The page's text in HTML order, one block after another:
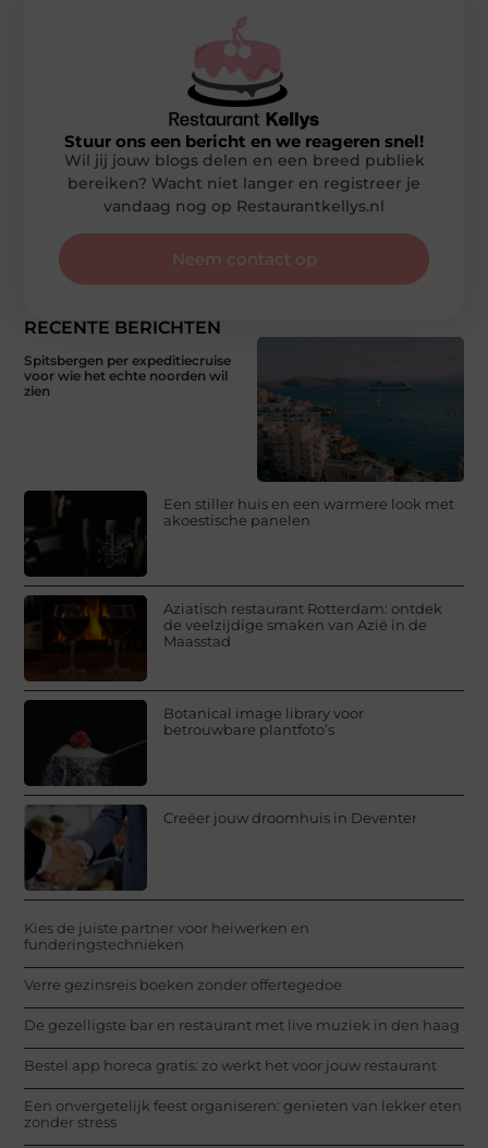
RECENTE BERICHTEN
Spitsbergen per expeditiecruise
voor wie het echte noorden wil
zien
Een stiller huis en een warmere look met
akoestische panelen
Aziatisch restaurant Rotterdam: ontdek
de veelzijdige smaken van Azië in de
Maasstad
Botanical image library voor
betrouwbare plantfoto’s
Creëer jouw droomhuis in Deventer
Kies de juiste partner voor heiwerken en
funderingstechnieken
Verre gezinsreis boeken zonder offertegedoe
De gezelligste bar en restaurant met live muziek in den haag
Bestel app horeca gratis: zo werkt het voor jouw restaurant
Een onvergetelijk feest organiseren: genieten van lekker eten
zonder stress
Stuur ons een bericht en we reageren snel!
Wil jij jouw blogs delen en een breed publiek
bereiken? Wacht niet langer en registreer je
vandaag nog op Restaurantkellys.nl
Neem contact op